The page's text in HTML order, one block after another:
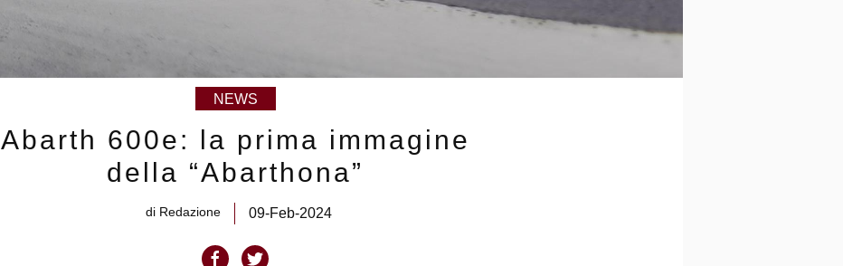
NEWS
Abarth 600e: la prima immagine
della “Abarthona”
di Redazione 09-Feb-2024